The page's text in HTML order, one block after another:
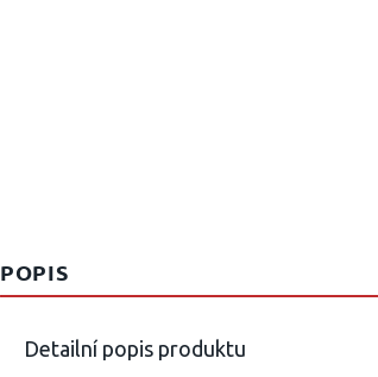
POPIS
Detailní popis produktu